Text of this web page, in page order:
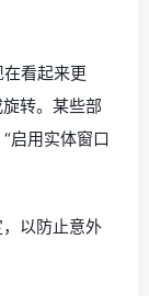
看起来更
转。某些部
启用实体窗口
以防止意外